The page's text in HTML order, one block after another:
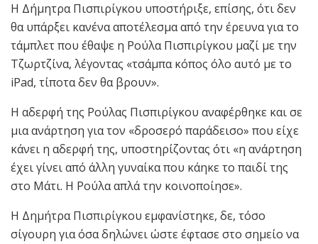
Η Δήμητρα Πισπιρίγκου υποστήριξε, επίσης, ότι δεν
θα υπάρξει κανένα αποτέλεσμα από την έρευνα για το
τάμπλετ που έθαψε η Ρούλα Πισπιρίγκου μαζί με την
Τζωρτζίνα, λέγοντας «τσάμπα κόπος όλο αυτό με το
iPad, τίποτα δεν θα βρουν».
Η αδερφή της Ρούλας Πισπιρίγκου αναφέρθηκε και σε
μια ανάρτηση για τον «δροσερό παράδεισο» που είχε
κάνει η αδερφή της, υποστηρίζοντας ότι «η ανάρτηση
έχει γίνει από άλλη γυναίκα που κάηκε το παιδί της
στο Μάτι. Η Ρούλα απλά την κοινοποίησε».
Η Δημήτρα Πισπιρίγκου εμφανίστηκε, δε, τόσο
σίγουρη για όσα δηλώνει ώστε έφτασε στο σημείο να